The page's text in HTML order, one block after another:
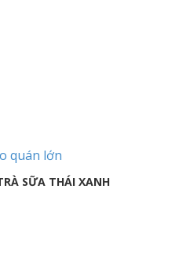
quán lớn
SỮA THÁI XANH